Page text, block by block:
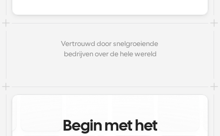
Vertrouwd door snelgroeiende
bedrijven over de hele wereld
Begin met het